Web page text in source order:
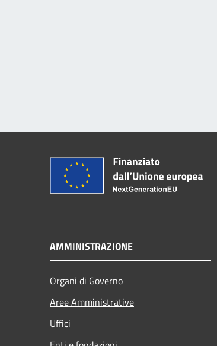
AMMINISTRAZIONE
Organi di Governo
Aree Amministrative
Uffici